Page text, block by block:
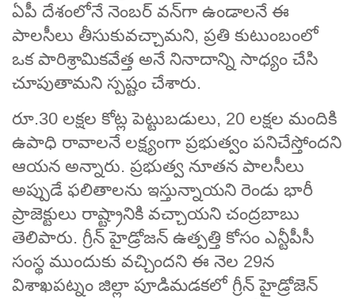
ఏపీ దేశంలోనే నెంబర్ వన్‌గా ఉండాలనే ఈ
పాలసీలు తీసుకువచ్చామని, ప్రతి కుటుంబంలో
ఒక పారిశ్రామికవేత్త అనే నినాదాన్ని సాధ్యం చేసి
చూపుతామని స్పష్టం చేశారు.
రూ.30 లక్షల కోట్ల పెట్టుబడులు, 20 లక్షల మందికి
ఉపాధి రావాలనే లక్ష్యంగా ప్రభుత్వం పనిచేస్తోందని
ఆయన అన్నారు. ప్రభుత్వ నూతన పాలసీలు
అప్పుడే ఫలితాలను ఇస్తున్నాయని రెండు భారీ
ప్రాజెక్టులు రాష్ట్రానికి వచ్చాయని చంద్రబాబు
తెలిపారు. గ్రీన్ హైడ్రోజన్ ఉత్పత్తి కోసం ఎన్టీపీసీ
సంస్థ ముందుకు వచ్చిందని ఈ నెల 29న
విశాఖపట్నం జిల్లా పూడిమడకలో గ్రీన్ హైడ్రోజెన్